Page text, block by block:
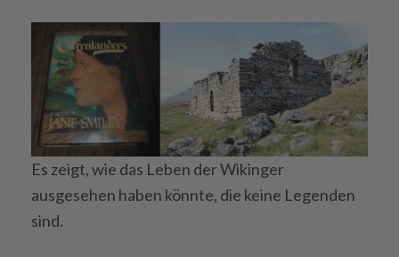
Es zeigt, wie das Leben der Wikinger
ausgesehen haben könnte, die keine Legenden
sind.